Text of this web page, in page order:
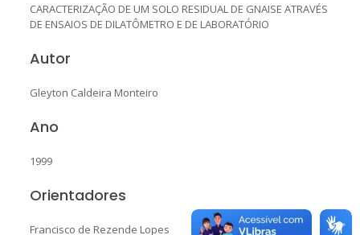
CARACTERIZAÇÃO DE UM SOLO RESIDUAL DE GNAISE ATRAVÉS
DE ENSAIOS DE DILATÔMETRO E DE LABORATÓRIO
Autor
Gleyton Caldeira Monteiro
Ano
1999
Orientadores
Francisco de Rezende Lopes